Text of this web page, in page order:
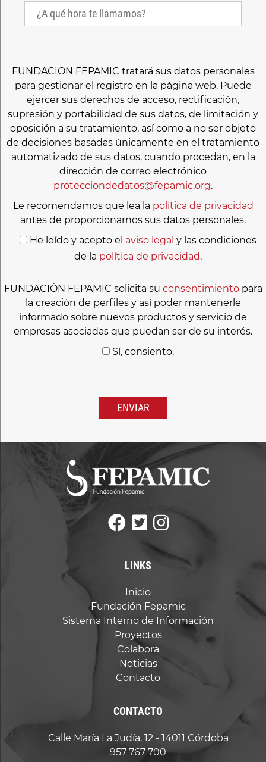
FUNDACION FEPAMIC tratará sus datos personales
para gestionar el registro en la página web. Puede
ejercer sus derechos de acceso, rectificación,
supresión y portabilidad de sus datos, de limitación y
oposición a su tratamiento, así como a no ser objeto
de decisiones basadas únicamente en el tratamiento
automatizado de sus datos, cuando procedan, en la
dirección de correo electrónico
protecciondedatos@fepamic.org.
Le recomendamos que lea la política de privacidad
antes de proporcionarnos sus datos personales.
He leído y acepto el aviso legal y las condiciones
de la política de privacidad.
FUNDACIÓN FEPAMIC solicita su consentimientopara
la creación de perfiles y así poder mantenerle
informado sobre nuevos productos y servicio de
empresas asociadas que puedan ser de su interés.
Sí, consiento.
favor,
deja
campo
vacío.
LINKS
Inicio
Fundación Fepamic
Sistema Interno de Información
Proyectos
Colabora
Noticias
Contacto
CONTACTO
Calle María La Judía, 12 - 14011 Córdoba
957 767 700